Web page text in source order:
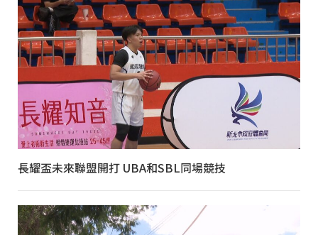
長耀盃未來聯盟開打 UBA和SBL同場競技